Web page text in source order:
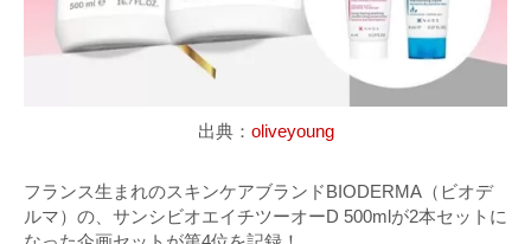
出典： oliveyoung
フランス生まれのスキンケアブランドBIODERMA（ビオデ
ルマ）の、サンシビオエイチツーオーD 500mlが2本セットに